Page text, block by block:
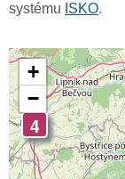
systému ISKO.
4
+
−